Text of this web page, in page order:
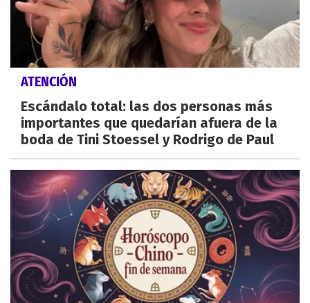
ATENCIÓN
Escándalo total: las dos personas más
importantes que quedarían afuera de la
boda de Tini Stoessel y Rodrigo de Paul